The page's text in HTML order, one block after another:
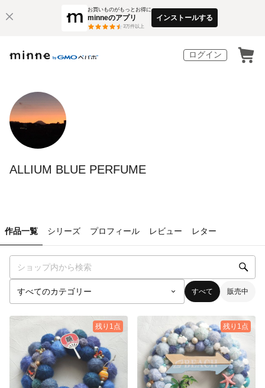
お買いものがもっとお得に
minneのアプリ
3万件以上
インストールする
ログイン
ALLIUM BLUE PERFUME
作品一覧 シリーズ プロフィール レビュー レター
すべて 販売中
残り1点 残り1点